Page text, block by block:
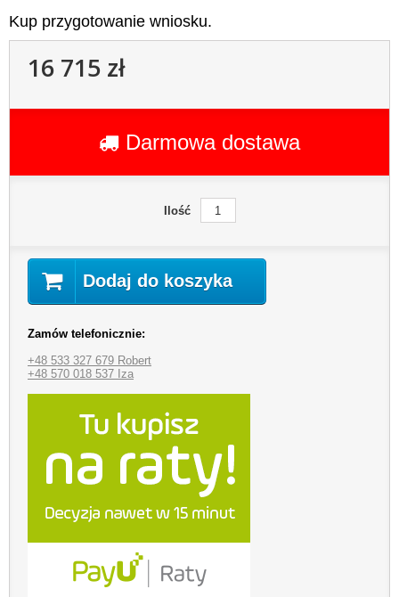
Kup przygotowanie wniosku.
16 715 zł
Darmowa dostawa
Ilość
Dodaj do koszyka
Zamów telefonicznie:
+48 533 327 679 Robert
+48 570 018 537 Iza